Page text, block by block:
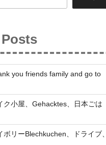
you friends family and go to
ク小屋、Gehacktes、日本ごは
ボリーBlechkuchen、ドライブ